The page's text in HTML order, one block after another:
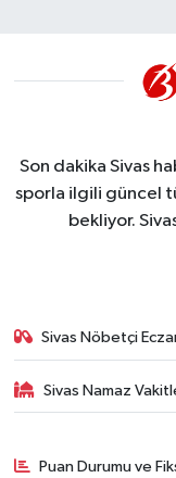
Son dakika Sivas
sporla ilgili güncel
bekliyor.
Sivas Nöbetçi
Sivas Namaz
Puan Durumu ve